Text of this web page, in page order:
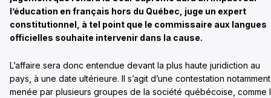
l’éducation en français hors du Québec, juge un expert
constitutionnel, à tel point que le commissaire aux langues
officielles souhaite intervenir dans la cause.
L’affaire sera donc entendue devant la plus haute juridiction au
pays, à une date ultérieure. Il s’agit d’une contestation notamment
menée par plusieurs groupes de la société québécoise, comme